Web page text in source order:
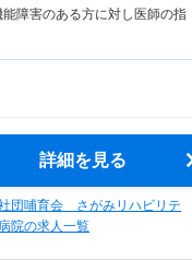
障害のある方に対し医師の指
詳細を見る
団哺育会 さがみリハビリテ
院の求人一覧